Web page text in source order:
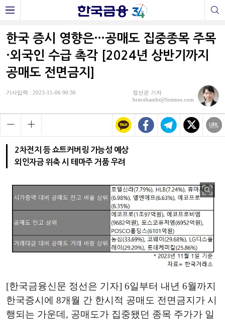
한국 증시 영향은…공매도 집중종목 주목
·외국인 수급 촉각 [2024년 상반기까지
공매도 전면금지]
기사입력 : 2023-11-06 00:36
정선은 기자
bravebambi@fntimes.com
2차전지 등 쇼트커버링 가능성 예상
외인자금 위축 시 테마주 거품 우려
[한국금융신문 정선은 기자] 6일부터 내년 6월까지
한국증시에 8개월 간 한시적 공매도 전면금지가 시
행되는 가운데, 공매도가 집중됐던 종목 주가가 일